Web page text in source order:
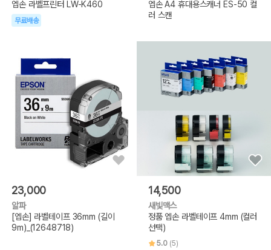
엡손 라벨프린터 LW-K460
무료배송
엡손 A4 휴대용스캐너 ES-50 컬
러 스캔
23,000
알파
[엡손] 라벨테이프 36mm (길이
9m)_(12648718)
14,500
새빛맥스
정품 엡손 라벨테이프 4mm (컬러
선택)
5.0 (5)